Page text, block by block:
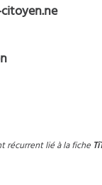
récurrent lié à la fiche